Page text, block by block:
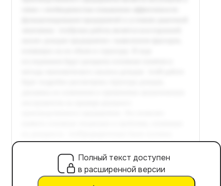
Полный текст доступен
в расширенной версии